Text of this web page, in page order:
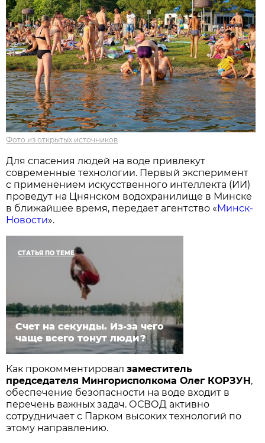
Фото из открытых источников
Для спасения людей на воде привлекут
современные технологии. Первый эксперимент
с применением искусственного интеллекта (ИИ)
проведут на Цнянском водохранилище в Минске
в ближайшее время, передает агентство « Минск-
Новости».
СТАТЬЯ ПО ТЕМЕ
Счет на секунды. Из-за чего
чаще всего тонут люди?
Как прокомментировалзаместитель
председателя Мингорисполкома Олег КОРЗУН ,
обеспечение безопасности на воде входит в
перечень важных задач. ОСВОД активно
сотрудничает с Парком высоких технологий по
этому направлению.